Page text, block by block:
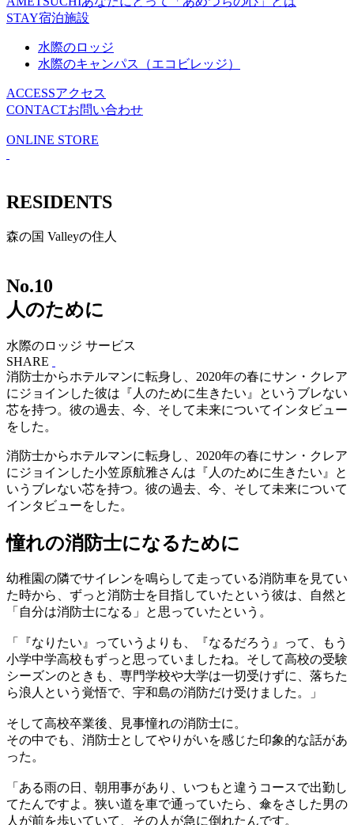
STAY宿泊施設
水際のロッジ
水際のキャンパス（エコビレッジ）
ACCESSアクセス
CONTACTお問い合わせ
ONLINE STORE
RESIDENTS
森の国 Valleyの住人
No.10
人のために
水際のロッジ サービス
SHARE
消防士からホテルマンに転身し、2020年の春にサン・クレア
にジョインした彼は『人のために生きたい』というブレない
芯を持つ。彼の過去、今、そして未来についてインタビュー
をした。
消防士からホテルマンに転身し、2020年の春にサン・クレア
にジョインした小笠原航雅さんは『人のために生きたい』と
いうブレない芯を持つ。彼の過去、今、そして未来について
インタビューをした。
憧れの消防士になるために
幼稚園の隣でサイレンを鳴らして走っている消防車を見てい
た時から、ずっと消防士を目指していたという彼は、自然と
「自分は消防士になる」と思っていたという。
「『なりたい』っていうよりも、『なるだろう』って、もう
小学中学高校もずっと思っていましたね。そして高校の受験
シーズンのときも、専門学校や大学は一切受けずに、落ちた
ら浪人という覚悟で、宇和島の消防だけ受けました。」
そして高校卒業後、見事憧れの消防士に。
その中でも、消防士としてやりがいを感じた印象的な話があ
った。
「ある雨の日、朝用事があり、いつもと違うコースで出勤し
てたんですよ。狭い道を車で通っていたら、傘をさした男の
人が前を歩いていて、その人が急に倒れたんです。